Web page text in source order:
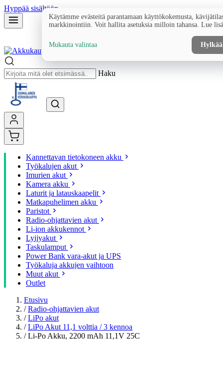
Hyppää sisältöön
Haku
Kannettavan tietokoneen akku
Työkalujen akut
Imurien akut
Kamera akku
Laturit ja latauskaapelit
Matkapuhelimen akku
Paristot
Radio-ohjattavien akut
Li-ion akkukennot
Lyijyakut
Taskulamput
Power Bank vara-akut ja UPS
Työkaluja akkujen vaihtoon
Muut akut
Outlet
Etusivu
/ Radio-ohjattavien akut
/ LiPo akut
/ LiPo Akut 11,1 volttia / 3 kennoa
/ Li-Po Akku, 2200 mAh 11,1V 25C
Käytämme evästeitä parantamaan käyttökokemusta,
markkinointiin. Voit hallita asetuksia milloin tahansa. Lue
Mukauta valintaa Hylkää